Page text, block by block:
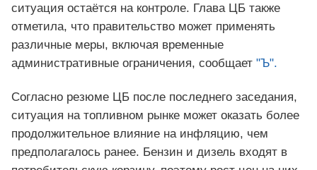
ситуация остаётся на контроле. Глава ЦБ также
отметила, что правительство может применять
различные меры, включая временные
административные ограничения, сообщает "Ъ".
Согласно резюме ЦБ после последнего заседания,
ситуация на топливном рынке может оказать более
продолжительное влияние на инфляцию, чем
предполагалось ранее. Бензин и дизель входят в